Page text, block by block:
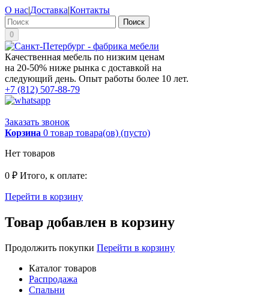
О нас|Доставка|Контакты
Поиск
0
Качественная мебель по низким ценам
на 20-50% ниже рынка с доставкой на
следующий день. Опыт работы более 10 лет.
+7 (812) 507-88-79
Заказать звонок
Корзина 0 товар товара(ов) (пусто)
Нет товаров
0 ₽ Итого, к оплате:
Перейти в корзину
Товар добавлен в корзину
Продолжить покупки Перейти в корзину
Каталог товаров
Распродажа
Спальни